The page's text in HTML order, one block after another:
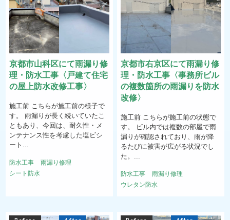
京都市山科区にて雨漏り修
理・防水工事〈戸建て住宅
の屋上防水改修工事〉
施工前 こちらが施工前の様子で
す。 雨漏りが長く続いていたこ
ともあり、今回は、耐久性・メ
ンテナンス性を考慮した塩ビシ
ート...
防水工事
雨漏り修理
シート防水
京都市右京区にて雨漏り修
理・防水工事〈事務所ビル
の複数箇所の雨漏りを防水
改修〉
施工前 こちらが施工前の状態で
す。 ビル内では複数の部屋で雨
漏りが確認されており、雨が降
るたびに被害が広がる状況でし
た。...
防水工事
雨漏り修理
ウレタン防水